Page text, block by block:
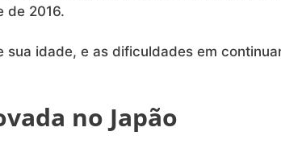
de 2016.
idade, e as dificuldades em
no Japão